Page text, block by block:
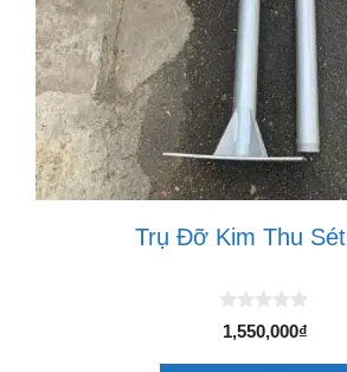
Trụ Đỡ Kim Thu
0
n1,550,000₫